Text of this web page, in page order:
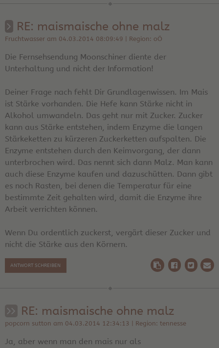
RE: maismaische ohne malz
Fruchtwasser am 04.03.2014 08:09:49 | Region: oÖ
Die Fernsehsendung Moonschiner diente der
Unterhaltung und nicht der Information!
Deiner Frage nach fehlt Dir Grundlagenwissen. Im Mais
ist Stärke vorhanden. Die Hefe kann Stärke nicht in
Alkohol umwandeln. Das geht nur mit Zucker. Zucker
kann aus Stärke entstehen, indem Enzyme die langen
Stärkeketten zu kürzeren Zuckerketten aufspalten. Die
Enzyme entstehen durch den Keimvorgang, der dann
unterbrochen wird. Das nennt sich dann Malz. Man kann
auch diese Enzyme kaufen und dazuschütten. Dann gibt
es noch Rasten, bei denen die Temperatur für eine
bestimmte Zeit gehalten wird, damit die Enzyme ihre
Arbeit verrichten können.
Wenn Du ordentlich zuckerst, vergärt dieser Zucker und
nicht die Stärke aus den Körnern.
ANTWORT SCHREIBEN
RE: maismaische ohne malz
popcorn sutton am 04.03.2014 12:34:13 | Region: tennesse
Ja, aber wenn man den mais nur als